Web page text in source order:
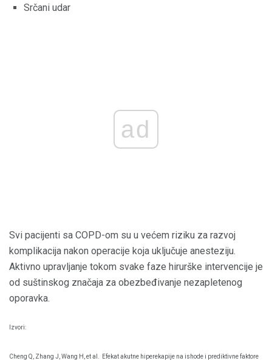
Srčani udar
ad
Svi pacijenti sa COPD-om su u većem riziku za razvoj
komplikacija nakon operacije koja uključuje anesteziju.
Aktivno upravljanje tokom svake faze hirurške intervencije je
od suštinskog značaja za obezbeđivanje nezapletenog
oporavka.
Izvori:
Cheng Q, Zhang J, Wang H, et al. Efekat akutne hiperekapije na ishode i prediktivne faktore